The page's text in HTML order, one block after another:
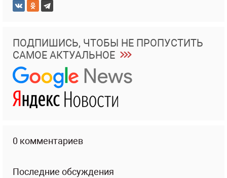
ПОДПИШИСЬ, ЧТОБЫ НЕ ПРОПУСТИТЬ
САМОЕ АКТУАЛЬНОЕ
0 комментариев
Последние обсуждения